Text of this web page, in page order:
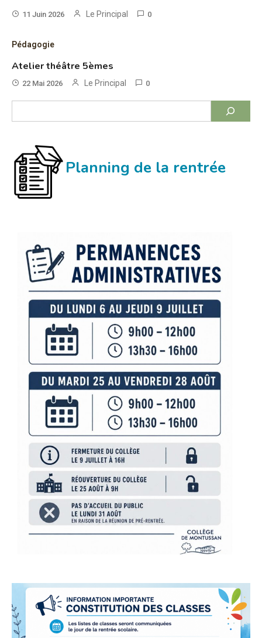
11 Juin 2026 Le Principal 0
Pédagogie
Atelier théâtre 5èmes
22 Mai 2026 Le Principal 0
Planning de la rentrée